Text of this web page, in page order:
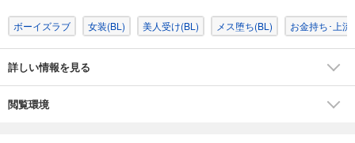
ボーイズラブ 女装(BL) 美人受け(BL) メス堕ち(BL) お金持ち･上
詳しい情報を見る
閲覧環境